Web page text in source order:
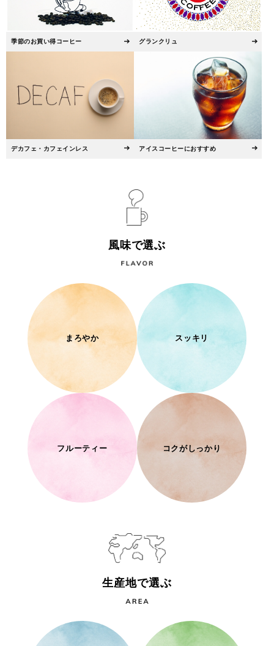
季節のお買い得コーヒー グランクリュ
デカフェ・カフェインレス アイスコーヒーにおすすめ
風味で選ぶ
まろやか スッキリ
フルーティー コクがしっかり
生産地で選ぶ